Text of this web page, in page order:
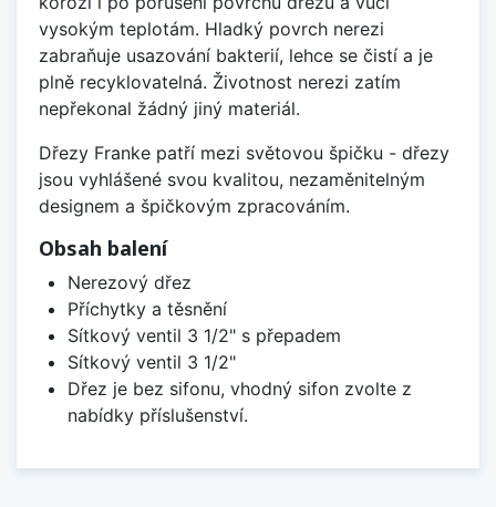
vysokým teplotám. Hladký povrch nerezi
zabraňuje usazování bakterií, lehce se čistí a je
plně recyklovatelná. Životnost nerezi zatím
nepřekonal žádný jiný materiál.
Dřezy Franke patří mezi světovou špičku - dřezy
jsou vyhlášené svou kvalitou, nezaměnitelným
designem a špičkovým zpracováním.
Obsah balení
Nerezový dřez
Příchytky a těsnění
Sítkový ventil 3 1/2" s přepadem
Sítkový ventil 3 1/2"
Dřez je bez sifonu, vhodný sifon zvolte z
nabídky příslušenství.